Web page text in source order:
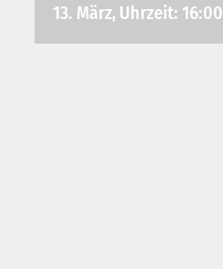
13. März, Uhrzeit: 16:00